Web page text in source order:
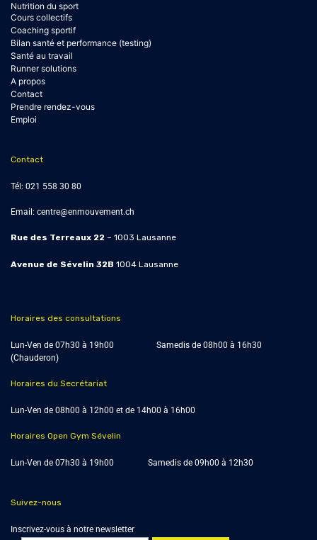
Nutrition du sport
Cours collectifs
Coaching sportif
Bilan santé et performance (testing)
Santé au travail
Runner solutions
A propos
Contact
Prendre rendez-vous
Emploi
Contact
Tél: 021 558 30 80
Email: centre@enmouvement.ch
Rue des Terreaux 22 – 1003 Lausanne
Avenue de Sévelin 32B 1004 Lausanne
Horaires des consultations
Lun-Ven de 07h30 à 19h00 Samedis de 08h00 à 16h30
(Chauderon)
Horaires du Secrétariat
Lun-Ven de 08h00 à 12h00 et de 14h00 à 16h00
Horaires Open Gym Sévelin
Lun-Ven de 07h30 à 19h00 Samedis de 09h00 à 12h30
Suivez-nous
Inscrivez-vous à notre newsletter